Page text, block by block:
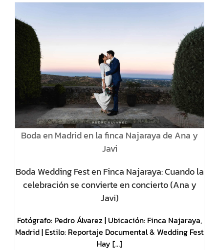
Boda en Madrid en la finca Najaraya de Ana y
Javi
Boda Wedding Fest en Finca Najaraya: Cuando la
celebración se convierte en concierto (Ana y
Javi)
Fotógrafo: Pedro Álvarez | Ubicación: Finca Najaraya,
Madrid | Estilo: Reportaje Documental & Wedding Fest
Hay […]